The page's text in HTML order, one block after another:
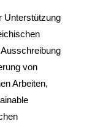
Unterstützung
von
Arbeiten,